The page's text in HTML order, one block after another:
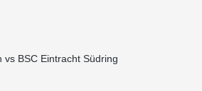
vs BSC Eintracht Südring